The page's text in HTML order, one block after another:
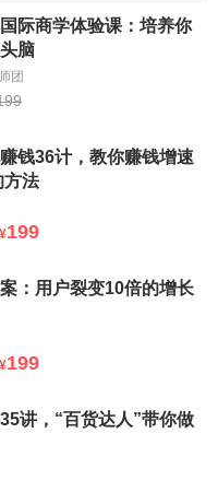
公众中形成的总体形
技术、包装、 商标、工
价值，公司及其员工的
、作风等行为形象所产
服务价值 、 人员价值密
面价值综合作用的反映
赋予产品较高的价值，
重视自身形象塑造，为
际商学体验课：培养你
脑
团
钱36计，教你赚钱增速
方法
¥199
：用户裂变10倍的增长
¥199
讲，“百货达人”带你做